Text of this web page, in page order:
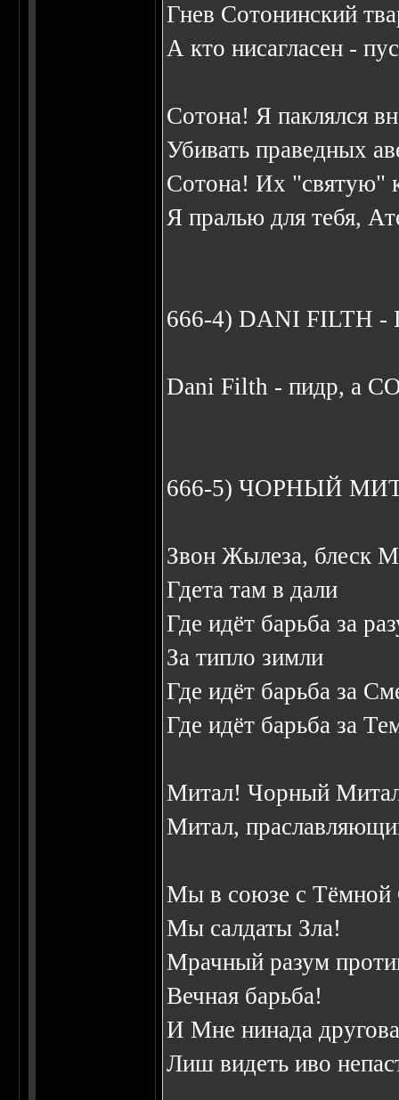
Гнев Сотонинский
А кто нисагласен -
Сотона! Я паклялся
Убивать праведных
Сотона! Их "святую"
Я пралью для тебя,
666-4) DANI FILTH
Dani Filth - пидр, а
666-5) ЧОРHЫЙ
Звон Жылеза, блеск
Гдета там в дали
Где идёт барьба за
За типло зимли
Где идёт барьба за
Где идёт барьба за
Митал! Чорный
Митал,
Мы в союзе с Тёмной
Мы салдаты Зла!
Мрачный разум
Вечная барьба!
И Мне нинада
Лиш видеть иво